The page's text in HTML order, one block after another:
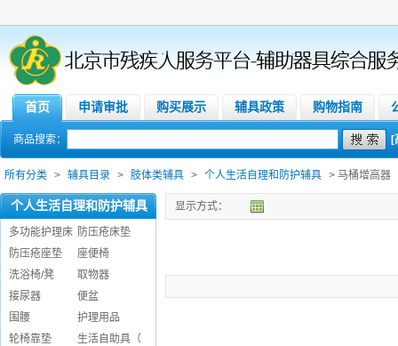
首页 申请审批 购买展示 辅具政策 购物指南
商品搜索： [
所有分类 > 辅具目录 > 肢体类辅具 > 个人生活自理和防护辅具 > 马桶增高器
个人生活自理和防护辅具
多功能护理床 防压疮床垫
防压疮座垫
座便椅
洗浴椅/凳
取物器
接尿器
便盆
围腰
护理用品
轮椅靠垫
生活自助具（
显示方式：